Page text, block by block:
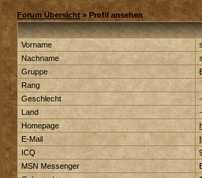
Forum Übersicht » Profil ansehen
Vorname
Nachname
Gruppe
Rang
Geschlecht
-
Land
-
Homepage
E-Mail
ICQ
MSN Messenger